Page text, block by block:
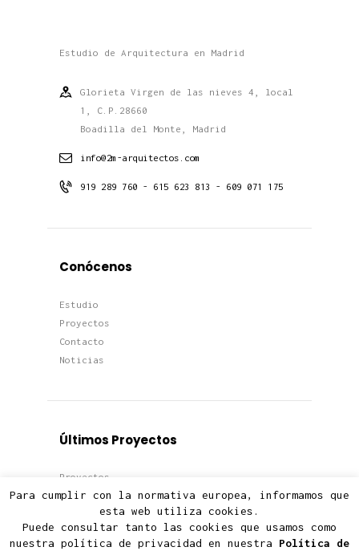
Estudio de Arquitectura en Madrid
Glorieta Virgen de las nieves 4, local
1, C.P.28660
Boadilla del Monte, Madrid
info@2m-arquitectos.com
919 289 760 - 615 623 813 - 609 071 175
Conócenos
Estudio
Proyectos
Contacto
Noticias
Últimos Proyectos
Proyectos
Viviendas
Edificios
Terciario
Para cumplir con la normativa europea, informamos que
esta web utiliza cookies.
Puede consultar tanto las cookies que usamos como
nuestra política de privacidad en nuestra Política de